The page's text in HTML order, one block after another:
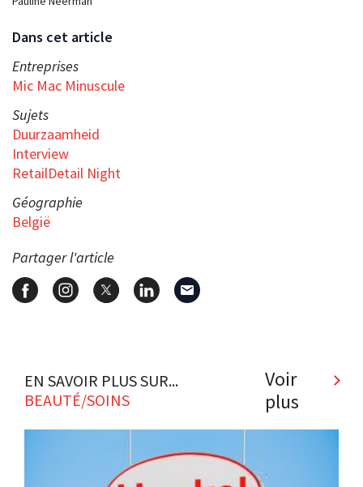
Dans cet article
Entreprises
Mic Mac Minuscule
Sujets
Duurzaamheid
Interview
RetailDetail Night
Géographie
België
Partager l'article
EN SAVOIR PLUS SUR...
BEAUTÉ/SOINS
Voir
plus